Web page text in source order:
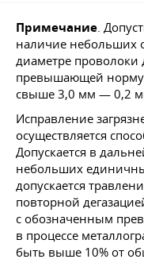
Примечание .
наличие небольших
диаметре
превышающей норму
свыше 3,0 мм — 0,2
Исправление
осуществляется
Допускается в
небольших
допускается
повторной
с обозначенным
в процессе
быть выше 10% от